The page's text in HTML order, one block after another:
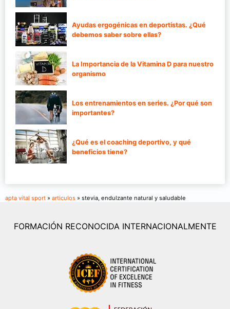
Ayudas ergogénicas en deportistas. ¿Qué
debemos saber sobre ellas?
La Importancia de la Vitamina D para nuestro
organismo
Los entrenamientos en series. ¿Por qué son
importantes?
¿Qué es el coaching deportivo, y qué
beneficios tiene?
apta vital sport » articulos » stevia, endulzante natural y saludable
FORMACIÓN RECONOCIDA INTERNACIONALMENTE